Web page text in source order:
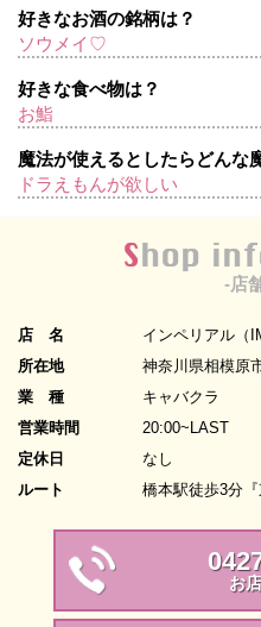
好きなお酒の銘柄は？
ソウメイ♡
好きな食べ物は？
お鮨
魔法が使えるとしたらどんな
ドラえもんが欲しい
Shop
-店
店 名
インペリアル（
所在地
神奈川県相模原
業 種
キャバクラ
営業時間
20:00~LAST
定休日
なし
ルート
橋本駅徒歩3分『
お